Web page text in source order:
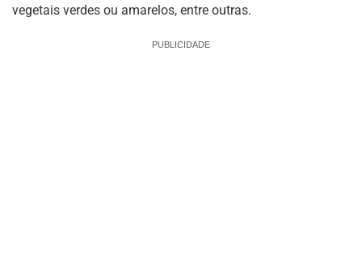
vegetais verdes ou amarelos, entre outras.
PUBLICIDADE